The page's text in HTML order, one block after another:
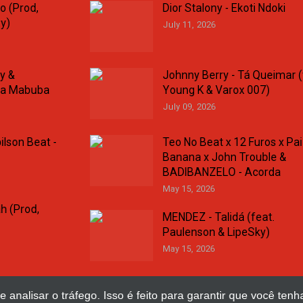
analisar o tráfego. Isso é feito para garantir que você
(Prod,
&
Mabuba
Beat -
(Prod,
Dior Stalony - Ekoti Ndoki
July 11, 2026
Johnny Berry - Tá Queimar
Young K & Varox 007)
July 09, 2026
Teo No Beat x 12 Furos x Pai
Banana x John Trouble &
BADIBANZELO - Acorda
May 15, 2026
MENDEZ - Talidá (feat.
Paulenson & LipeSky)
May 15, 2026